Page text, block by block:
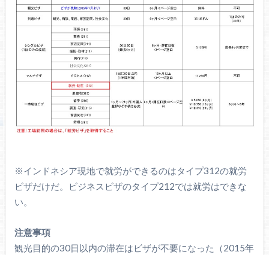
※インドネシア現地で就労ができるのはタイプ312の就労
ビザだけだ。ビジネスビザのタイプ212では就労はできな
い。
注意事項
観光目的の30日以内の滞在はビザが不要になった（2015年